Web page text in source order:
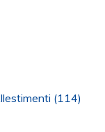
(114)